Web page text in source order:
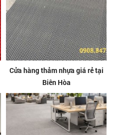
Cửa hàng thảm nhựa giá rẻ tại
Biên Hòa